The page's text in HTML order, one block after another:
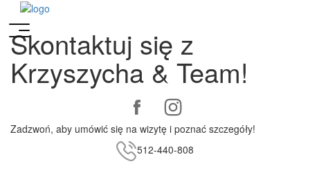
Skontaktuj się z
Krzyszycha & Team!
Zadzwoń, aby umówić się na wizytę i poznać szczegóły!
512-440-808